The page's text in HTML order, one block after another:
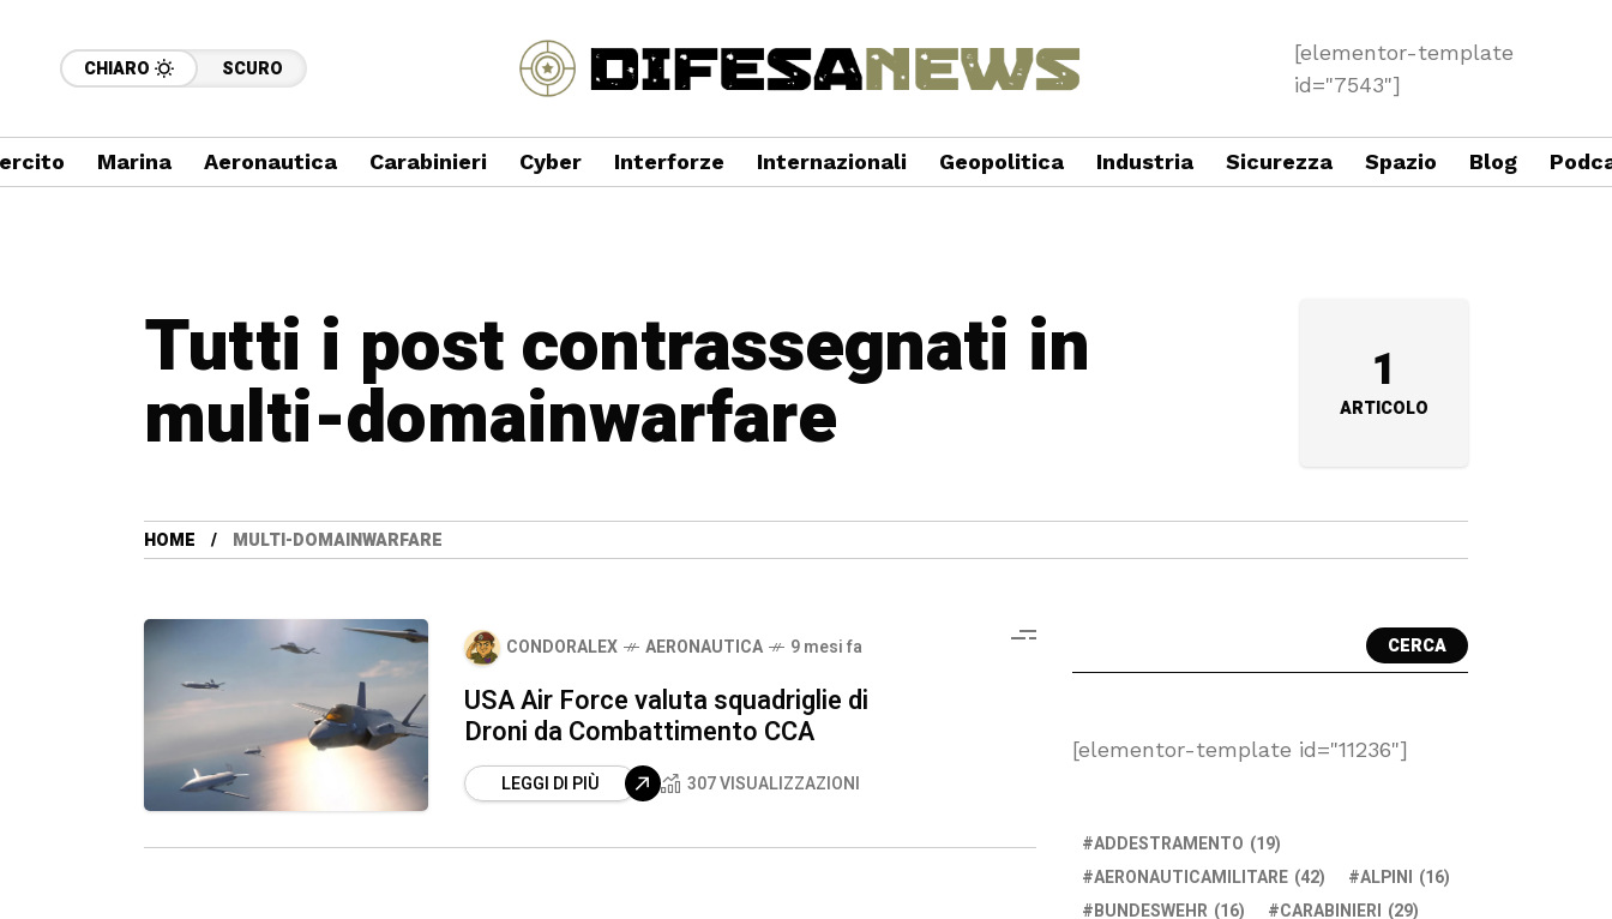
CHIARO SCURO
[elementor-template
id="7543"]
Marina Aeronautica Carabinieri Cyber Interforze Internazionali Geopolitica Industria Sicurezza Spazio Blog
Tutti i post contrassegnati in
multi-domainwarfare 1
ARTICOLO
HOME MULTI-DOMAINWARFARE
CONDORALEX AERONAUTICA 9 mesi fa
USA Air Force valuta squadriglie di
Droni da Combattimento CCA
LEGGI DI PIÙ 307 VISUALIZZAZIONI
CERCA
[elementor-template id="11236"]
ADDESTRAMENTO (19)
AERONAUTICAMILITARE (42) ALPINI (16)
BUNDESWEHR (16) CARABINIERI (29)